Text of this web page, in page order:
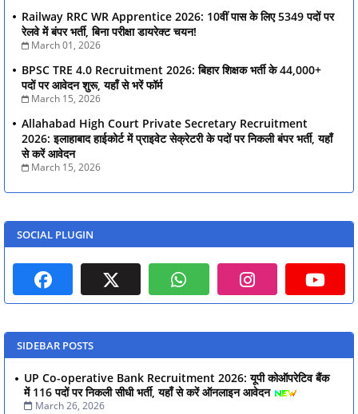
Railway RRC WR Apprentice 2026: 10वीं पास के लिए 5349 पदों पर
रेलवे में बंपर भर्ती, बिना परीक्षा डायरेक्ट चयन!
March 01, 2026
BPSC TRE 4.0 Recruitment 2026: बिहार शिक्षक भर्ती के 44,000+
पदों पर आवेदन शुरू, यहाँ से भरें फॉर्म
March 15, 2026
Allahabad High Court Private Secretary Recruitment
2026: इलाहाबाद हाईकोर्ट में प्राइवेट सेक्रेटरी के पदों पर निकली बंपर भर्ती, यहाँ
से करें आवेदन
March 15, 2026
SOCIAL PLUGIN
SIDEBAR POSTS
UP Co-operative Bank Recruitment 2026: यूपी कोऑपरेटिव बैंक
में 116 पदों पर निकली सीधी भर्ती, यहाँ से करें ऑनलाइन आवेदन
March 26, 2026